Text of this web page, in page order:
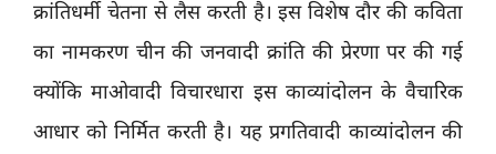
क्रांतिधर्मी चेतना से लैस करती है। इस विशेष दौर की कविता
का नामकरण चीन की जनवादी क्रांति की प्रेरणा पर की गई
क्योंकि माओवादी विचारधारा इस काव्यांदोलन के वैचारिक
आधार को निर्मित करती है। यह प्रगतिवादी काव्यांदोलन की